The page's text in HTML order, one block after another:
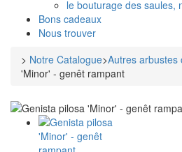
le bouturage des saules,
Bons cadeaux
Nous trouver
> Notre Catalogue>Autres arbustes
'Minor' - genêt rampant